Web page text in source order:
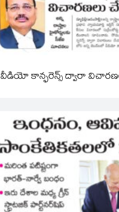
వీడియో కాన్ఫరెన్స్ ద్వారా